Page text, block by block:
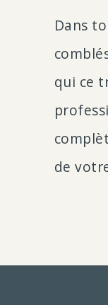
Dans
qui ce
de